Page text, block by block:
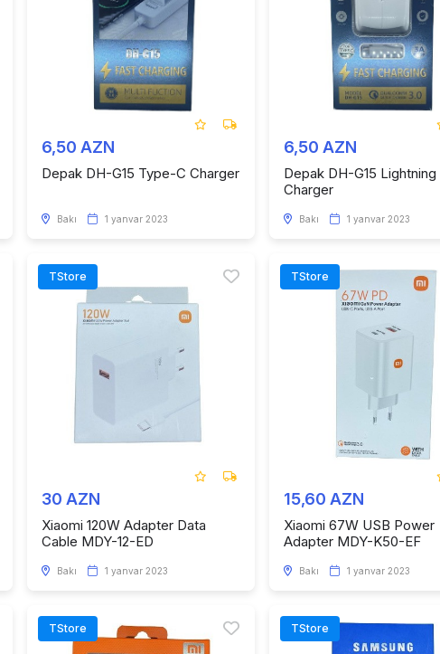
6,50 AZN
Depak DH-G15 Type-C Charger
Bakı 1 yanvar 2023
6,50 AZN
Depak DH-G15 Lightning
Charger
Bakı 1 yanvar 2023
TStore
30 AZN
Xiaomi 120W Adapter Data
Cable MDY-12-ED
Bakı 1 yanvar 2023
TStore
15,60 AZN
Xiaomi 67W USB Power
Adapter MDY-K50-EF
Bakı 1 yanvar 2023
TStore TStore